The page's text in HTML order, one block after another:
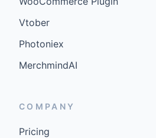
Vtober
Photoniex
MerchmindAI
COMPANY
Pricing